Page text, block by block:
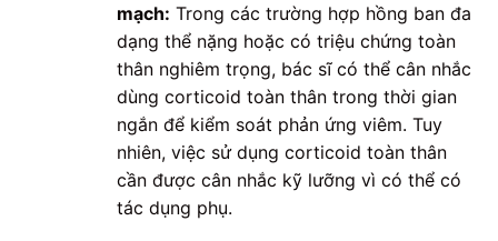
mạch: Trong các trường hợp hồng ban đa
dạng thể nặng hoặc có triệu chứng toàn
thân nghiêm trọng, bác sĩ có thể cân nhắc
dùng corticoid toàn thân trong thời gian
ngắn để kiểm soát phản ứng viêm. Tuy
nhiên, việc sử dụng corticoid toàn thân
cần được cân nhắc kỹ lưỡng vì có thể có
tác dụng phụ.